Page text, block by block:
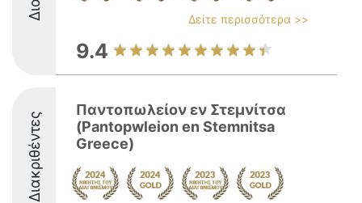
Δείτε περισσότερα >>
9.4
Διακριθέντες
Παντοπωλείον εν Στεμνίτσα
(Pantopwleion en Stemnitsa
Greece)